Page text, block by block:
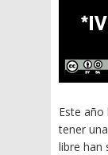
Este
tener una
libre han